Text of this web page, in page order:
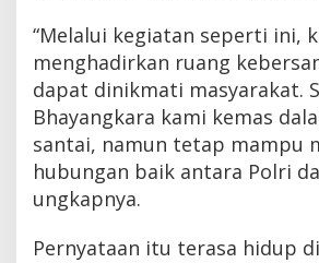
“Melalui kegiatan seperti ini,
menghadirkan ruang
dapat dinikmati masyarakat.
Bhayangkara kami kemas
santai, namun tetap mampu
hubungan baik antara Polri
ungkapnya.
Pernyataan itu terasa hidup